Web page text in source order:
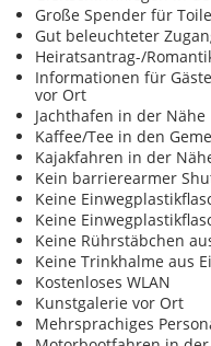
Große Spender für
Gut beleuchteter
Heiratsantrag-/
Informationen für
vor Ort
Jachthafen in der Nähe
Kaffee/Tee in den
Kajakfahren in der
Kein barrierearmer
Keine
Keine
Keine Rührstäbchen
Keine Trinkhalme aus
Kostenloses WLAN
Kunstgalerie vor Ort
Mehrsprachiges